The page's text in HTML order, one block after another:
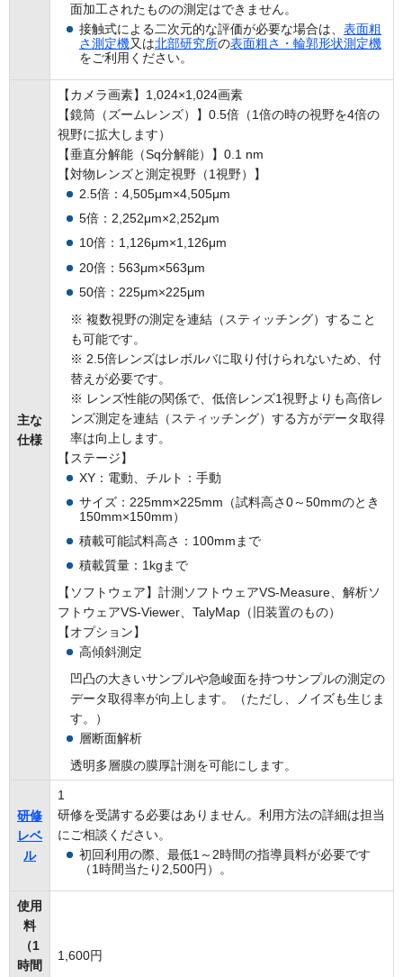
面加工されたものの測定はできません。
接触式による二次元的な評価が必要な場合は、 表面粗
さ測定機又は北部研究所の表面粗さ・輪郭形状測定機
をご利用ください。
主な
仕様
【カメラ画素】1,024×1,024画素
【鏡筒（ズームレンズ）】0.5倍（1倍の時の視野を4倍の
視野に拡大します）
【垂直分解能（Sq分解能）】0.1 nm
【対物レンズと測定視野（1視野）】
2.5倍：4,505μm×4,505μm
5倍：2,252μm×2,252μm
10倍：1,126μm×1,126μm
20倍：563μm×563μm
50倍：225μm×225μm
※ 複数視野の測定を連結（スティッチング）すること
も可能です。
※ 2.5倍レンズはレボルバに取り付けられないため、付
替えが必要です。
※ レンズ性能の関係で、低倍レンズ1視野よりも高倍レ
ンズ測定を連結（スティッチング）する方がデータ取得
率は向上します。
【ステージ】
XY：電動、チルト：手動
サイズ：225mm×225mm（試料高さ0～50mmのとき
150mm×150mm）
積載可能試料高さ：100mmまで
積載質量：1kgまで
【ソフトウェア】計測ソフトウェアVS-Measure、解析ソ
フトウェアVS-Viewer、TalyMap（旧装置のもの）
【オプション】
高傾斜測定
凹凸の大きいサンプルや急峻面を持つサンプルの測定の
データ取得率が向上します。（ただし、ノイズも生じま
す。）
層断面解析
透明多層膜の膜厚計測を可能にします。
研修
レベ
ル
1
研修を受講する必要はありません。利用方法の詳細は担当
にご相談ください。
初回利用の際、最低1～2時間の指導員料が必要です
（1時間当たり2,500円）。
使用
料
（1
時間
1,600円